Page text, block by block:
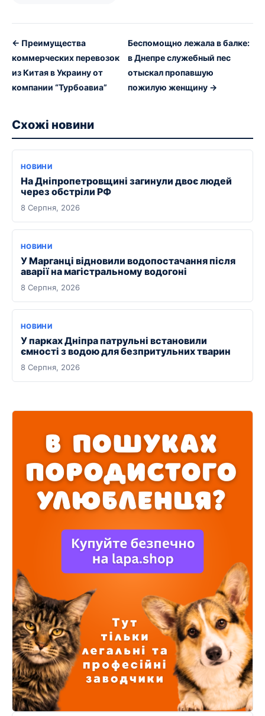
← Преимущества
коммерческих перевозок
из Китая в Украину от
компании “Турбоавиа”
Беспомощно лежала в балке:
в Днепре служебный пес
отыскал пропавшую
пожилую женщину →
Схожі новини
НОВИНИ
На Дніпропетровщині загинули двоє людей
через обстріли РФ
8 Серпня, 2026
НОВИНИ
У Марганці відновили водопостачання після
аварії на магістральному водогоні
8 Серпня, 2026
НОВИНИ
У парках Дніпра патрульні встановили
ємності з водою для безпритульних тварин
8 Серпня, 2026